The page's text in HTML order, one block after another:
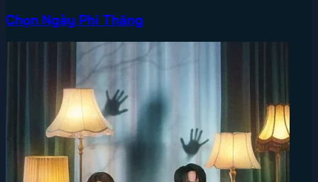
Chọn Ngày Phi Thăng